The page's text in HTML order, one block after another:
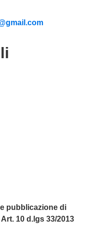
pubblicazione di
10 d.lgs 33/2013